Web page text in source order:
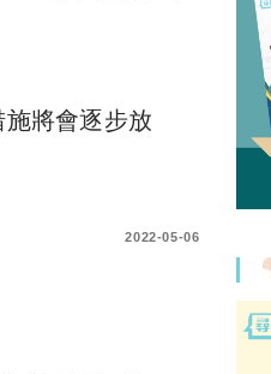
將會逐步放
2022-05-06